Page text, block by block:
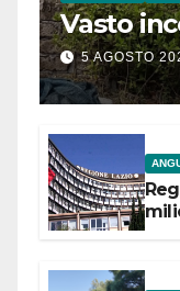
Vasto
5 AGOSTO